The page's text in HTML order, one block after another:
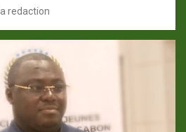
La redaction